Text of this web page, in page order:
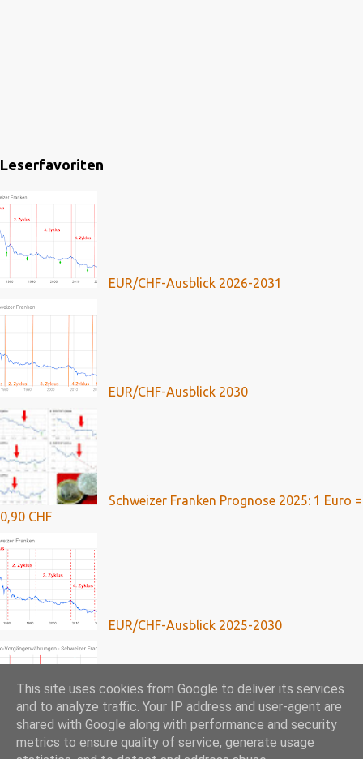
Leserfavoriten
EUR/CHF-Ausblick 2026-2031
EUR/CHF-Ausblick 2030
Schweizer Franken Prognose 2025: 1 Euro =
0,90 CHF
EUR/CHF-Ausblick 2025-2030
Franken-Kredite: Umfassende Analyse mit
Ausblick bis 2024
This site uses cookies from Google to deliver its services
and to analyze traffic. Your IP address and user-agent are
shared with Google along with performance and security
metrics to ensure quality of service, generate usage